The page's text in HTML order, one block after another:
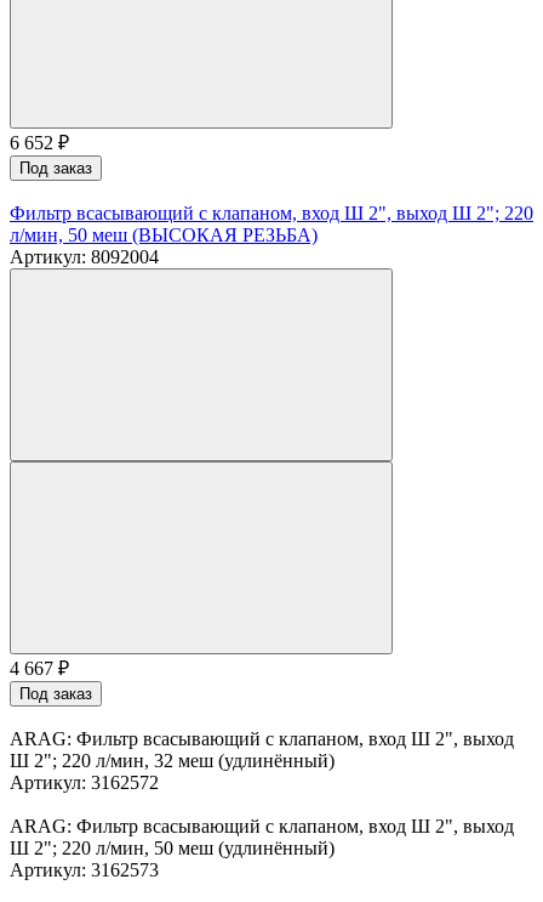
6 652 ₽
Под заказ
Фильтр всасывающий с клапаном, вход Ш 2", выход Ш 2"; 220
л/мин, 50 меш (ВЫСОКАЯ РЕЗЬБА)
Артикул: 8092004
4 667 ₽
Под заказ
ARAG: Фильтр всасывающий с клапаном, вход Ш 2", выход
Ш 2"; 220 л/мин, 32 меш (удлинённый)
Артикул: 3162572
ARAG: Фильтр всасывающий с клапаном, вход Ш 2", выход
Ш 2"; 220 л/мин, 50 меш (удлинённый)
Артикул: 3162573